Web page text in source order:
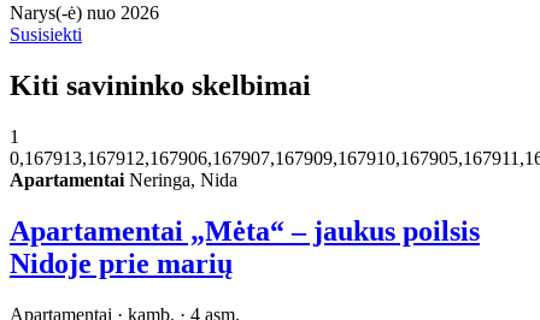
Narys(-ė) nuo 2026
Susisiekti
Kiti savininko skelbimai
1
Apartamentai Neringa, Nida
Apartamentai „Mėta“ – jaukus poilsis
Nidoje prie marių
Apartamentai · kamb. · 4 asm.